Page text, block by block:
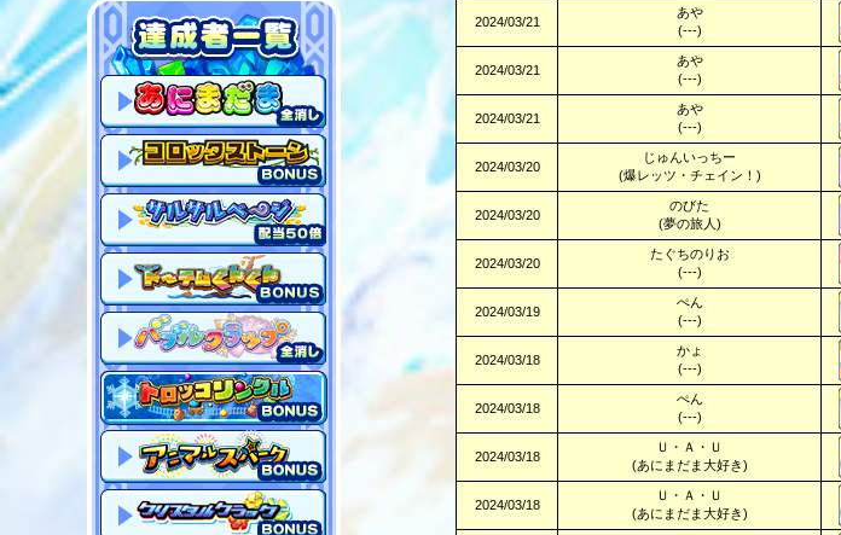
2024/03/21
あや
(---)
2024/03/21
あや
(---)
2024/03/21
あや
(---)
2024/03/20
じゅんいっちー
(爆レッツ・チェイン！)
2024/03/20
のびた
(夢の旅人)
2024/03/20
たぐちのりお
(---)
2024/03/19
ぺん
(---)
2024/03/18
かょ
(---)
2024/03/18
ぺん
(---)
2024/03/18
Ｕ・Ａ・Ｕ
(あにまだま大好き)
2024/03/18
Ｕ・Ａ・Ｕ
(あにまだま大好き)